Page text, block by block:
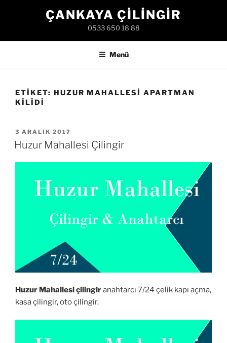
ÇANKAYA ÇILINGIR
0533 650 18 88
Menü
ETIKET: HUZUR MAHALLESI APARTMAN
KILIDI
YAYIM
TARIHI
3 ARALIK 2017
Huzur Mahallesi Çilingir
Huzur Mahallesi çilingiranahtarcı 7/24 çelik kapı açma,
kasa çilingir, oto çilingir.